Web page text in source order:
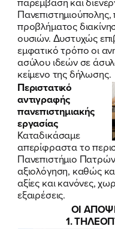
προβλήματος
ουσιών. Δυστυχώς
εμφατικό τρόπο οι
ασύλου ιδεών σε
κείμενο της δήλωσης.
Περιστατικό
αντιγραφής
πανεπιστημιακής
εργασίας
Καταδικάσαμε
απερίφραστα το
Πανεπιστήμιο
αξιολόγηση, καθώς
αξίες και κανόνες,
εξαιρέσεις.
ΟΙ
1.